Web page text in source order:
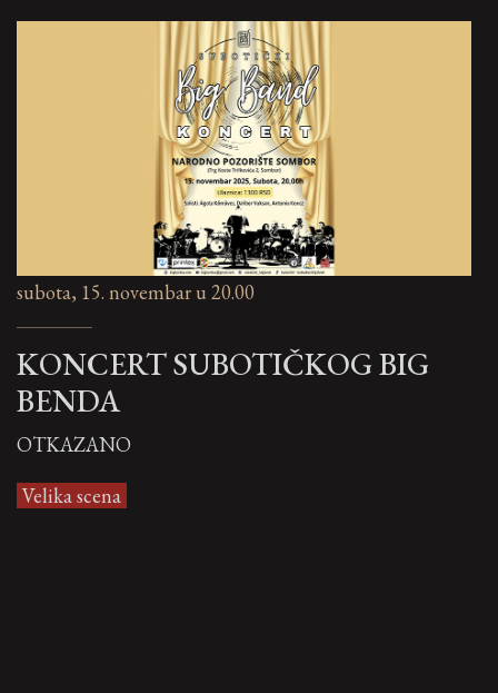
subota, 15. novembar u 20.00
KONCERT SUBOTIČKOG BIG
BENDA
OTKAZANO
Velika scena